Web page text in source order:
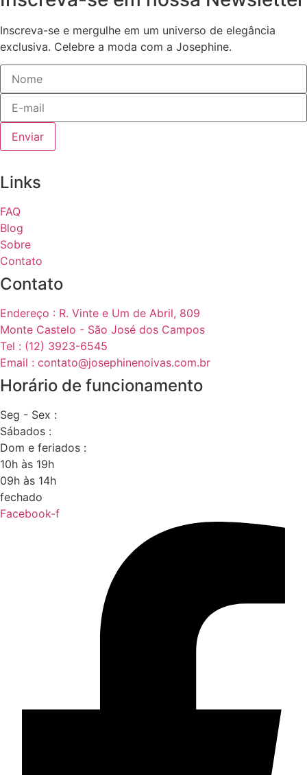
Inscreva-se e mergulhe em um universo de elegância
exclusiva. Celebre a moda com a Josephine.
Enviar
Links
FAQ
Blog
Sobre
Contato
Contato
Endereço : R. Vinte e Um de Abril, 809
Monte Castelo - São José dos Campos
Tel : (12) 3923-6545
Email : contato@josephinenoivas.com.br
Horário de funcionamento
Seg - Sex :
Sábados :
Dom e feriados :
10h às 19h
09h às 14h
fechado
Facebook-f